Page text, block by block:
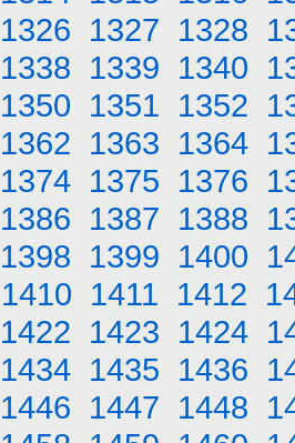
1326 1327 1328
1338 1339 1340
1350 1351 1352
1362 1363 1364
1374 1375 1376
1386 1387 1388
1398 1399 1400
1410 1411 1412
1422 1423 1424
1434 1435 1436
1446 1447 1448